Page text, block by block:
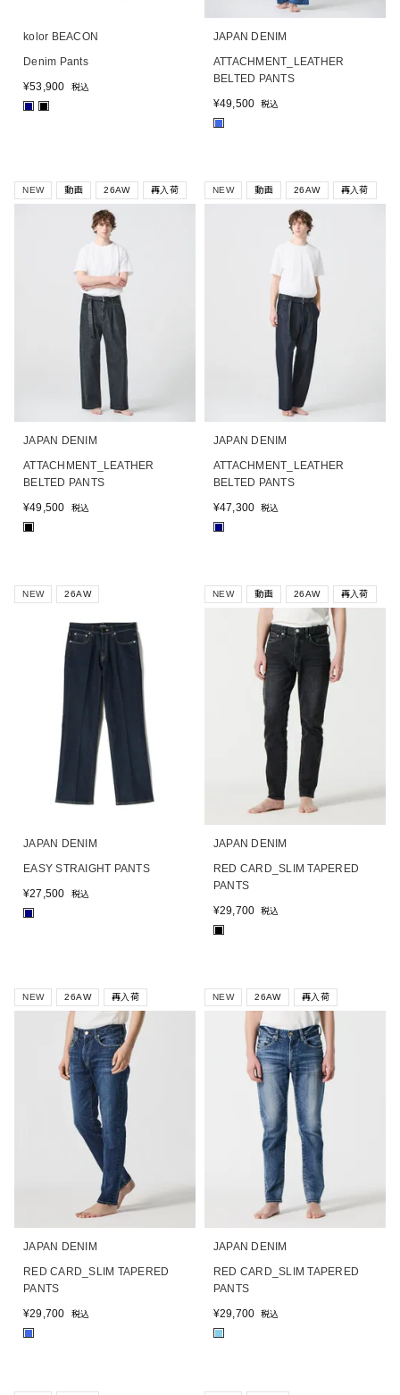
kolor BEACON
Denim Pants
¥53,900 税込
JAPAN DENIM
ATTACHMENT_LEATHER
BELTED PANTS
¥49,500 税込
NEW 動画 26AW 再入荷
JAPAN DENIM
ATTACHMENT_LEATHER
BELTED PANTS
¥49,500 税込
■
NEW 動画 26AW 再入荷
JAPAN DENIM
ATTACHMENT_LEATHER
BELTED PANTS
¥47,300 税込
■
NEW 26AW
JAPAN DENIM
EASY STRAIGHT PANTS
¥27,500 税込
■
NEW 動画 26AW 再入荷
JAPAN DENIM
RED CARD_SLIM TAPERED
PANTS
¥29,700 税込
■
NEW 26AW 再入荷
JAPAN DENIM
RED CARD_SLIM TAPERED
PANTS
¥29,700 税込
NEW 26AW 再入荷
JAPAN DENIM
RED CARD_SLIM TAPERED
PANTS
¥29,700 税込